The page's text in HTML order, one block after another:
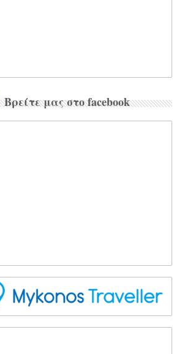
Βρείτε μας στο facebook